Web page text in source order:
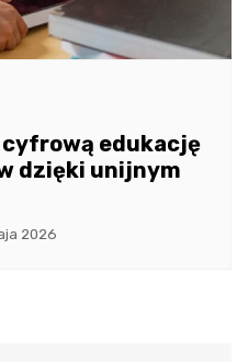
cyfrową edukację
dzięki unijnym
2026